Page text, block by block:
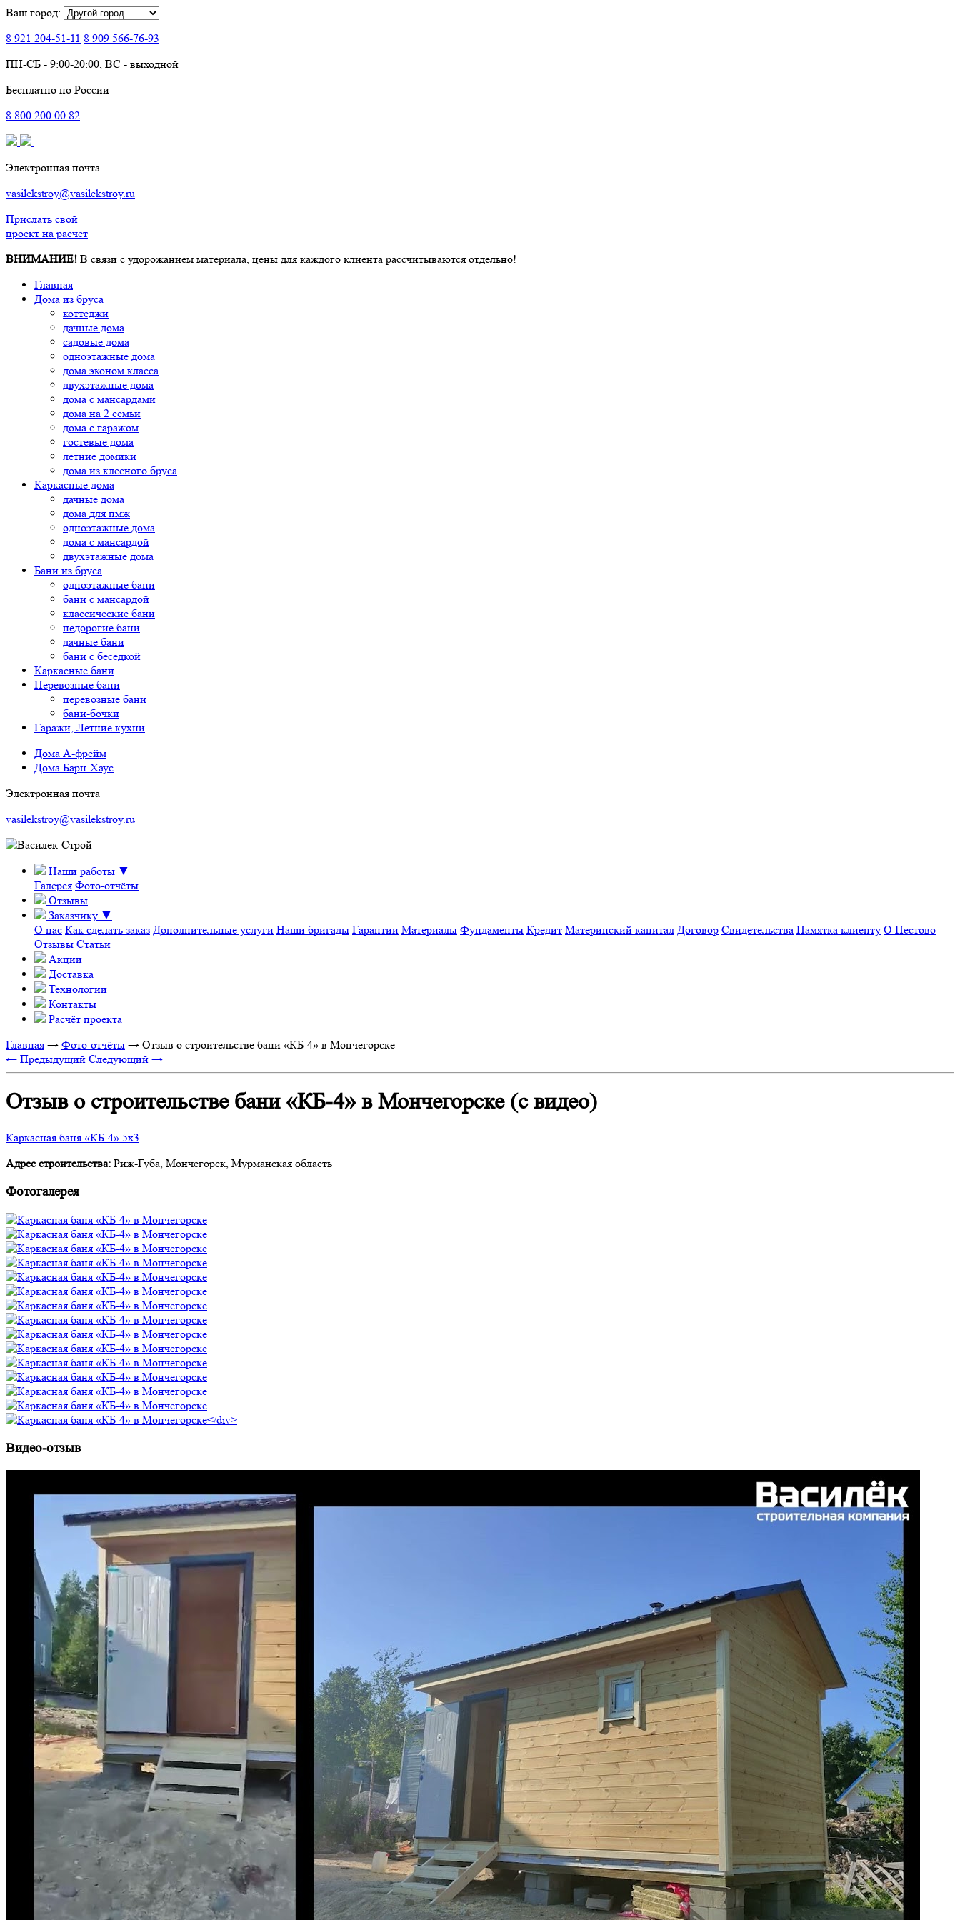
Ваш город:
8 921 204-51-11 8 909 566-76-93
ПН-СБ - 9:00-20:00, ВС - выходной
Бесплатно по России
8 800 200 00 82
Электронная почта
vasilekstroy@vasilekstroy.ru
Прислать свой
проект на расчёт
ВНИМАНИЕ! В связи с удорожанием материала, цены для каждого клиента рассчитываются отдельно!
Главная
Дома из бруса
коттеджи
дачные дома
садовые дома
одноэтажные дома
дома эконом класса
двухэтажные дома
дома с мансардами
дома на 2 семьи
дома с гаражом
гостевые дома
летние домики
дома из клееного бруса
Каркасные дома
дачные дома
дома для пмж
одноэтажные дома
дома с мансардой
двухэтажные дома
Бани из бруса
одноэтажные бани
бани с мансардой
классические бани
недорогие бани
дачные бани
бани с беседкой
Каркасные бани
Перевозные бани
перевозные бани
бани-бочки
Гаражи, Летние кухни
Дома А-фрейм
Дома Барн-Хаус
Электронная почта
vasilekstroy@vasilekstroy.ru
Наши работы ▼
Галерея Фото-отчёты
Отзывы
Заказчику ▼
О нас Как сделать заказ Дополнительные услуги Наши бригады Гарантии Материалы Фундаменты Кредит Материнский капитал Договор Свидетельства Памятка клиенту О Пестово
Отзывы Статьи
Акции
Доставка
Технологии
Контакты
Расчёт проекта
Главная → Фото-отчёты → Отзыв о строительстве бани «КБ-4» в Мончегорске
← Предыдущий Следующий →
Отзыв о строительстве бани «КБ-4» в Мончегорске (с видео)
Каркасная баня «КБ-4» 5х3
Адрес строительства: Риж-Губа, Мончегорск, Мурманская область
Фотогалерея
Видео-отзыв